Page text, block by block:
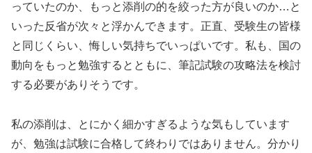
っていたのか、もっと添削の的を絞った方が良いのか…と
いった反省が次々と浮かんできます。正直、受験生の皆様
と同じくらい、悔しい気持ちでいっぱいです。私も、国の
動向をもっと勉強するとともに、筆記試験の攻略法を検討
する必要がありそうです。
私の添削は、とにかく細かすぎるような気もしています
が、勉強は試験に合格して終わりではありません。分かり